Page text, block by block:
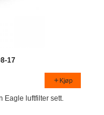
17
Kjøp
Eagle luftfilter sett.